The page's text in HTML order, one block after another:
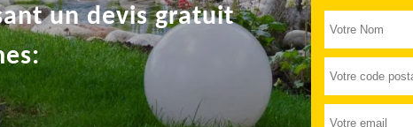
un devis gratuit